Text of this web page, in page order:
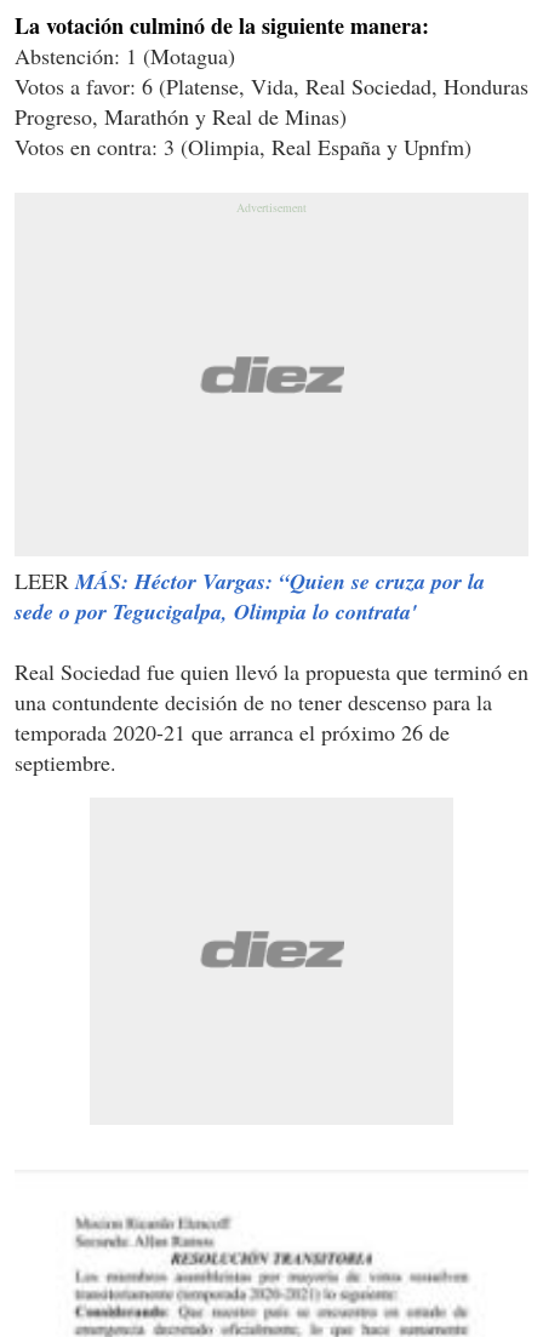
La votación culminó de la siguiente manera:
Abstención: 1 (Motagua)
Votos a favor: 6 (Platense, Vida, Real Sociedad, Honduras
Progreso, Marathón y Real de Minas)
Votos en contra: 3 (Olimpia, Real España y Upnfm)
LEERMÁS: Héctor Vargas: “Quien se cruza por la
sede o por Tegucigalpa, Olimpia lo contrata'
Real Sociedad fue quien llevó la propuesta que terminó en
una contundente decisión de no tener descenso para la
temporada 2020-21 que arranca el próximo 26 de
septiembre.